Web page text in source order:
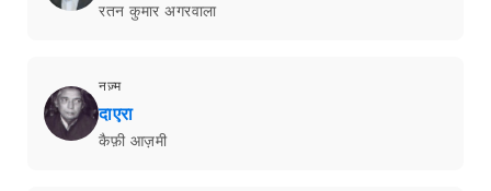
रतन कुमार अगरवाला
नज़्म
दाएरा
कैफ़ी आज़मी